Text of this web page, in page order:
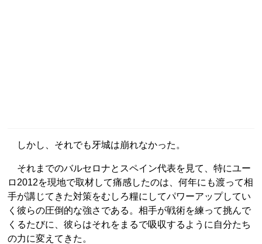
しかし、それでも牙城は崩れなかった。
それまでのバルセロナとスペイン代表を見て、特にユー
ロ2012を現地で取材して痛感したのは、何年にも渡って相
手が講じてきた対策をむしろ糧にしてパワーアップしてい
く彼らの圧倒的な強さである。相手が戦術を練って挑んで
くるたびに、彼らはそれをまるで吸収するように自分たち
の力に変えてきた。